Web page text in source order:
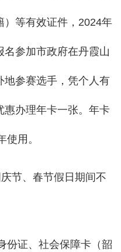
）等有效证件，2024年
参加市政府在丹霞山
地参赛选手，凭个人有
惠办理年卡一张。年卡
用。
节、春节假日期间不
份证、社会保障卡（韶